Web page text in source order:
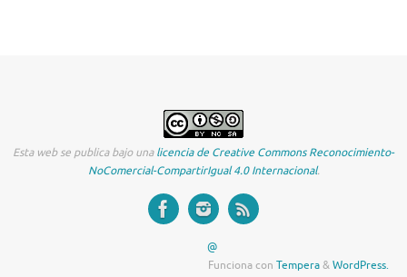
Esta web se publica bajo unalicencia de Creative Commons Reconocimiento-
NoComercial-CompartirIgual 4.0 Internacional.
@
Funciona con Tempera&WordPress.